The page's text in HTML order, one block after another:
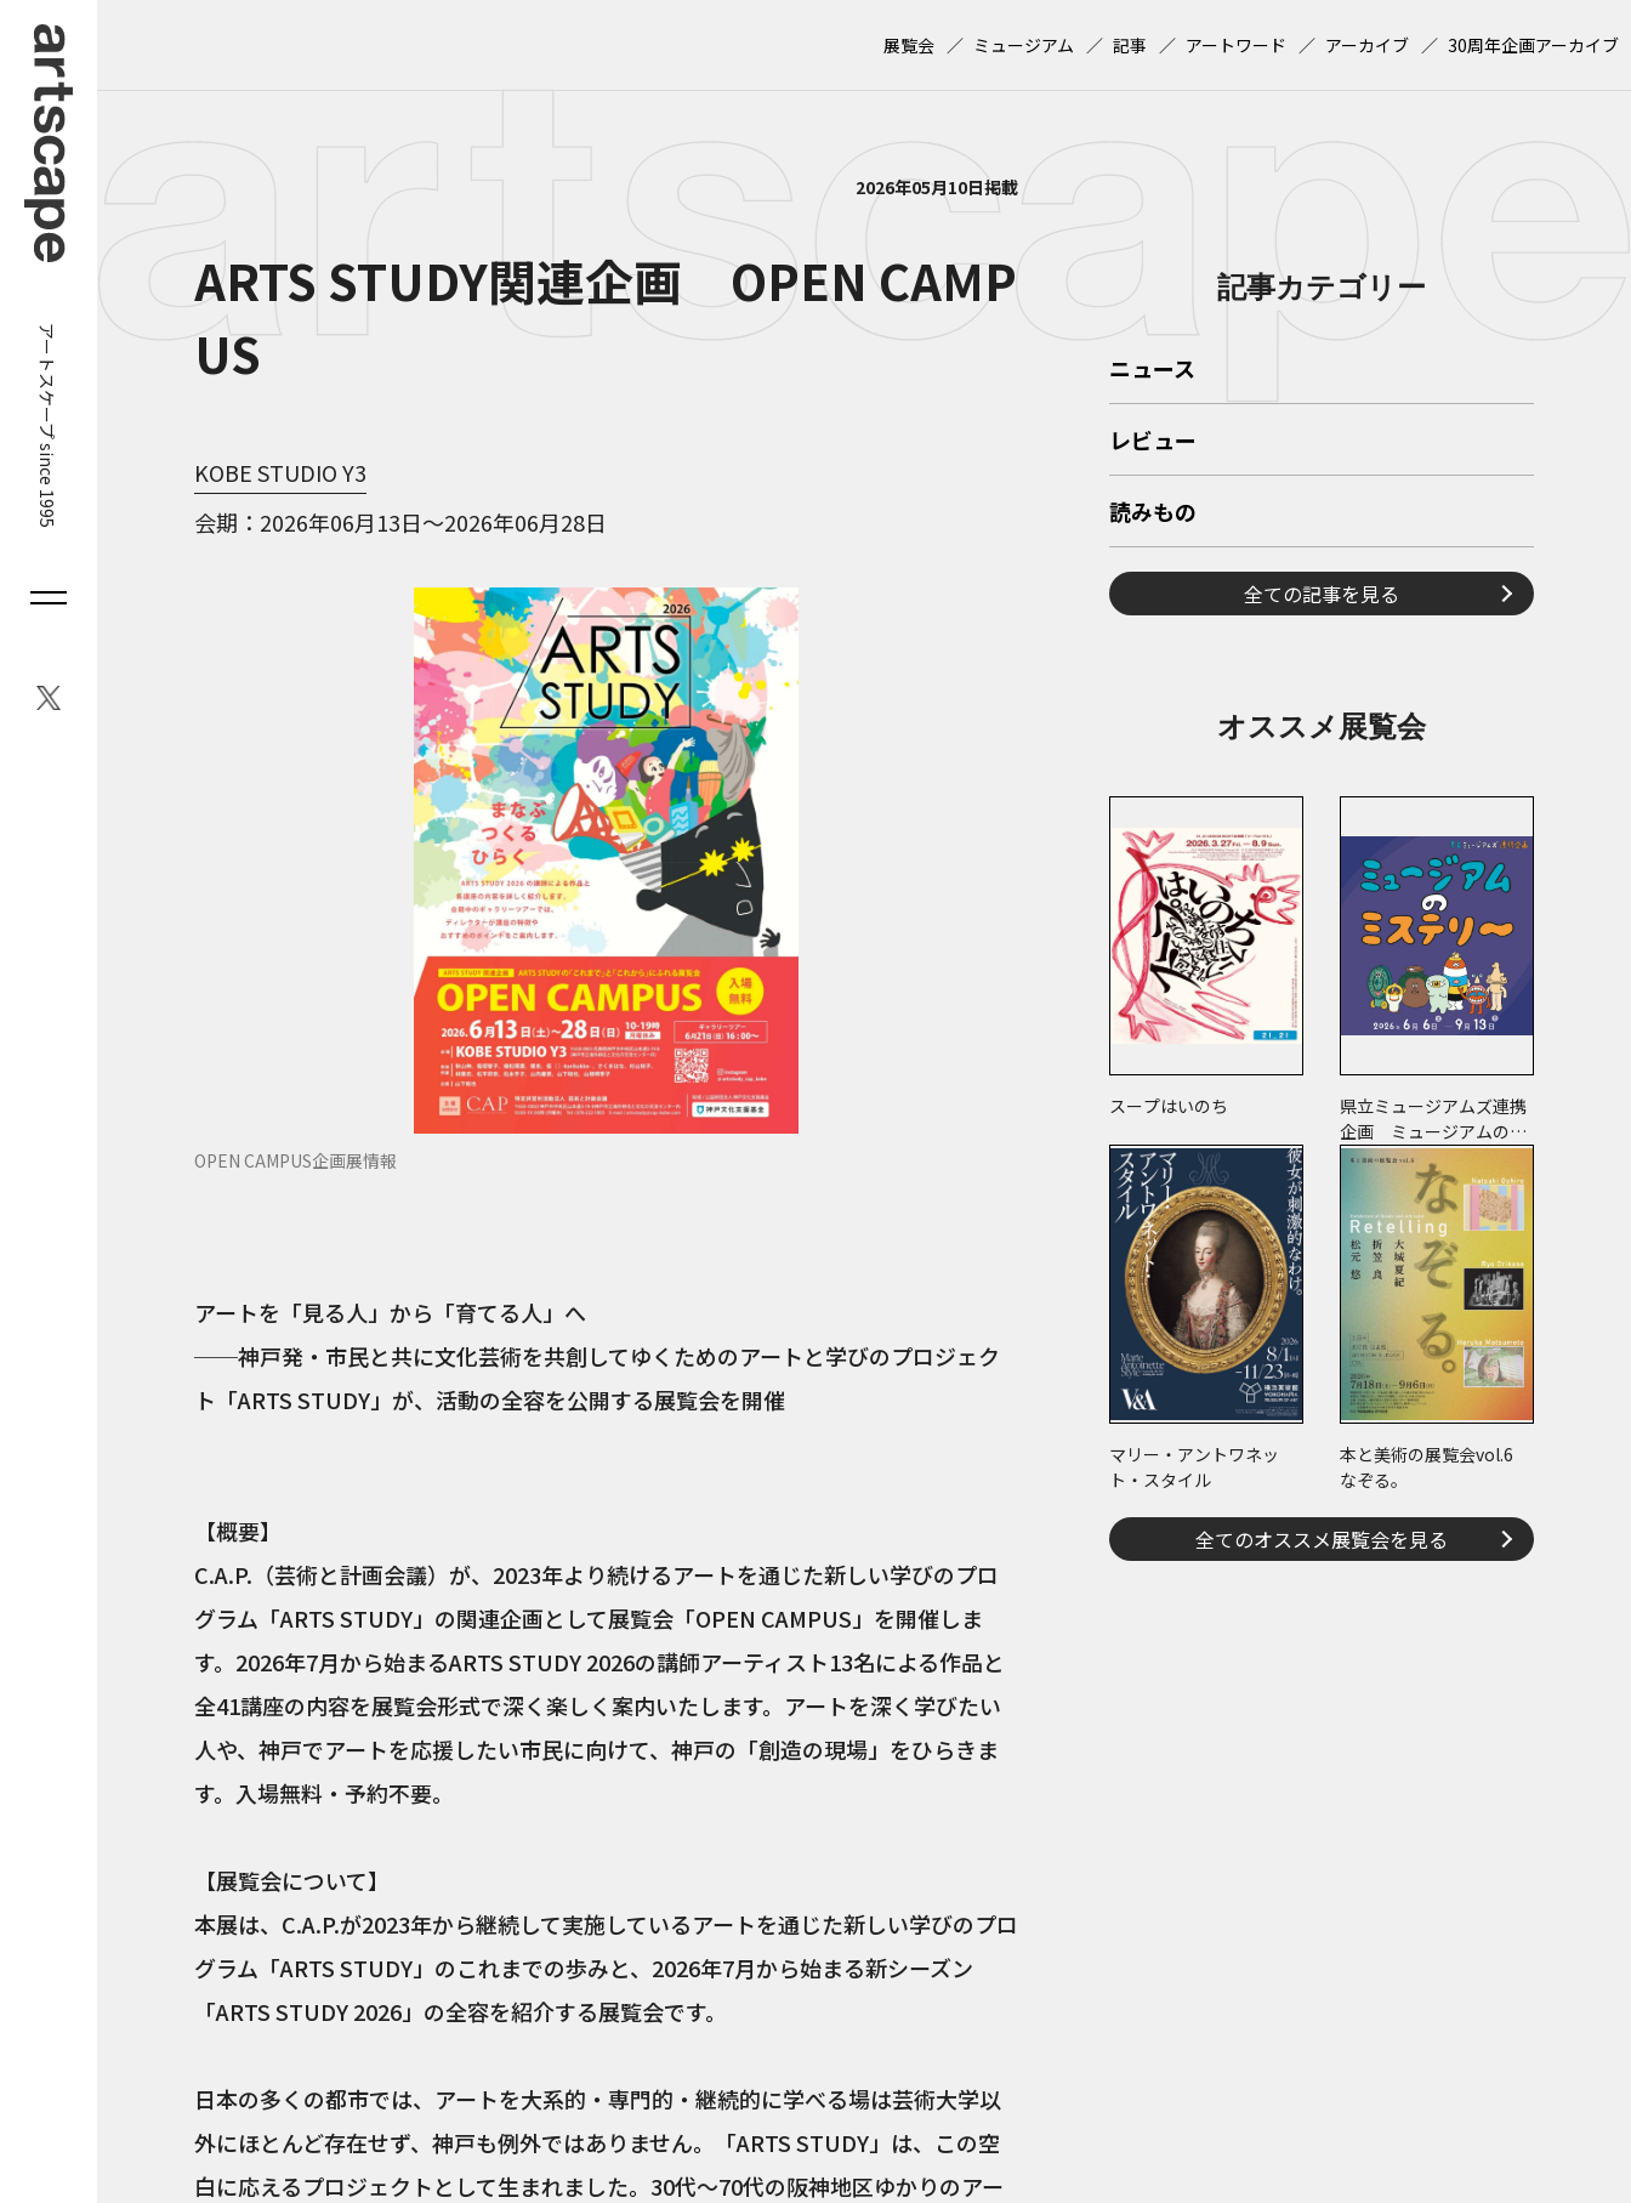
アートスケープ since 1995
展覧会 ミュージアム 記事 アートワード アーカイブ 30周年企画アーカイブ
2026年05月10日掲載
ARTS STUDY関連企画 OPEN CAMP
US
KOBE STUDIO Y3
会期
2026年06月13日～2026年06月28日
OPEN CAMPUS企画展情報 ARTS STUDY 講座一覧
アートを「見る人」から「育てる人」へ
──神戸発・市民と共に文化芸術を共創してゆくためのアートと学びのプロジェク
ト「ARTS STUDY」が、活動の全容を公開する展覧会を開催
【概要】
C.A.P.（芸術と計画会議）が、2023年より続けるアートを通じた新しい学びのプロ
グラム「ARTS STUDY」の関連企画として展覧会「OPEN CAMPUS」を開催しま
す。2026年7月から始まるARTS STUDY 2026の講師アーティスト13名による作品と
全41講座の内容を展覧会形式で深く楽しく案内いたします。アートを深く学びたい
人や、神戸でアートを応援したい市民に向けて、神戸の「創造の現場」をひらきま
す。入場無料・予約不要。
【展覧会について】
本展は、C.A.P.が2023年から継続して実施しているアートを通じた新しい学びのプロ
グラム「ARTS STUDY」のこれまでの歩みと、2026年7月から始まる新シーズン
「ARTS STUDY 2026」の全容を紹介する展覧会です。
日本の多くの都市では、アートを大系的・専門的・継続的に学べる場は芸術大学以
外にほとんど存在せず、神戸も例外ではありません。「ARTS STUDY」は、この空
白に応えるプロジェクトとして生まれました。30代～70代の阪神地区ゆかりのアー
記事カテゴリー
ニュース
レビュー
読みもの
全ての記事を見る
オススメ展覧会
スープはいのち
県立ミュージアムズ連携
企画 ミュージアムのミ
ステリー
マリー・アントワネッ
ト・スタイル
本と美術の展覧会vol.6
なぞる。
全てのオススメ展覧会を見る